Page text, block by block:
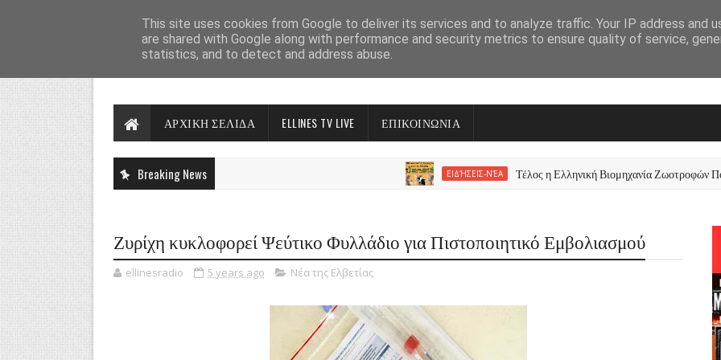
ΑΡΧΙΚΗ ΣΕΛΙΔΑ ELLINES TV LIVE ΕΠΙΚΟΙΝΩΝΙΑ
Breaking News ΕΙΔΉΣΕΙΣ-ΝΈΑ Τέλος η Ελληνική Βιομηχανία Ζωοτροφών
Ζυρίχη κυκλοφορεί Ψεύτικο Φυλλάδιο για Πιστοποιητικό Εμβολιασμού
ellinesradio 5 years ago Νέα της Ελβετίας
This site uses cookies from Google to deliver its services and to analyze traffic. Your IP address and
are shared with Google along with performance and security metrics to ensure quality of service,
statistics, and to detect and address abuse.